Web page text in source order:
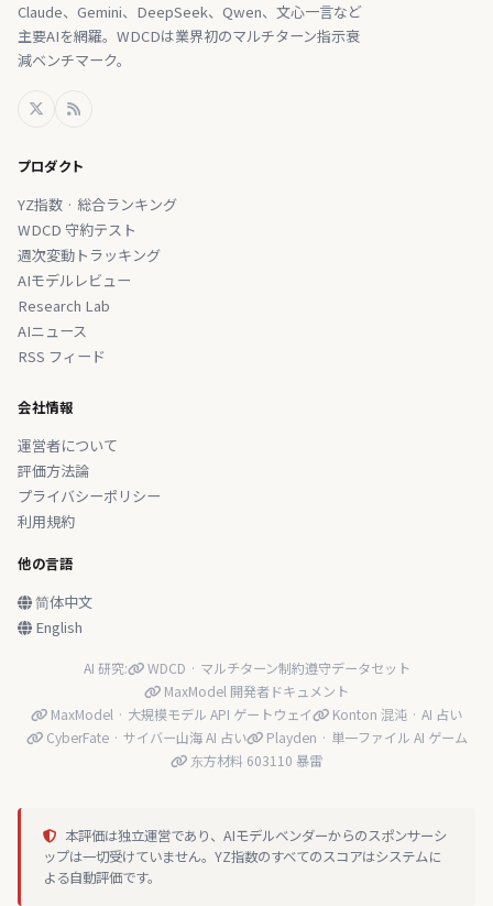
Claude、Gemini、DeepSeek、Qwen、文心一言など
主要AIを網羅。WDCDは業界初のマルチターン指示衰
減ベンチマーク。
プロダクト
YZ指数 · 総合ランキング
WDCD 守約テスト
週次変動トラッキング
AIモデルレビュー
Research Lab
AIニュース
RSS フィード
会社情報
運営者について
評価方法論
プライバシーポリシー
利用規約
他の言語
简体中文
English
AI 研究:
WDCD · マルチターン制約遵守データセット
MaxModel 開発者ドキュメント
MaxModel · 大規模モデル API ゲートウェイ
Konton 混沌 · AI 占い
CyberFate · サイバー山海 AI 占い
Playden · 単一ファイル AI ゲーム
东方材料 603110 暴雷
本評価は独立運営であり、AIモデルベンダーからのスポンサーシ
ップは一切受けていません。YZ指数のすべてのスコアはシステムに
よる自動評価です。